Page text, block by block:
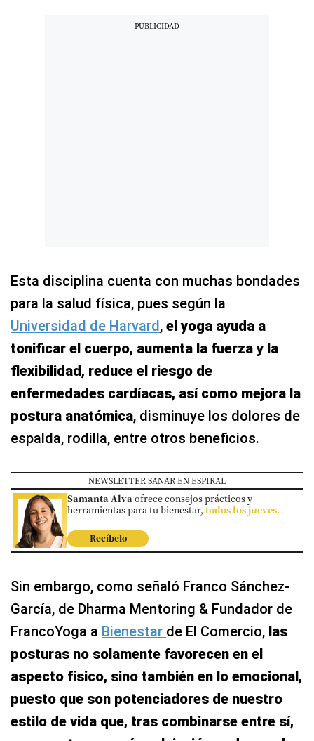
Esta disciplina cuenta con muchas bondades
para la salud física, pues según la
Universidad de Harvard, el yoga ayuda a
tonificar el cuerpo, aumenta la fuerza y la
flexibilidad, reduce el riesgo de
enfermedades cardíacas, así como mejora la
postura anatómica, disminuye los dolores de
espalda, rodilla, entre otros beneficios.
NEWSLETTER SANAR EN ESPIRAL
Samanta Alvaofrece consejos prácticos y
herramientas para tu bienestar,todos los jueves.
Recíbelo
Sin embargo, como señaló Franco Sánchez-
García, de Dharma Mentoring & Fundador de
FrancoYoga a Bienestar de El Comercio, las
posturas no solamente favorecen en el
aspecto físico, sino también en lo emocional,
puesto que son potenciadores de nuestro
estilo de vida que, tras combinarse entre sí,